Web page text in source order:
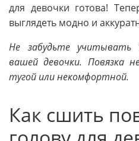
для девочки готова!
выглядеть модно и
Не забудьте учитывать
вашей девочки. Повязка
тугой или некомфортной.
Как сшить